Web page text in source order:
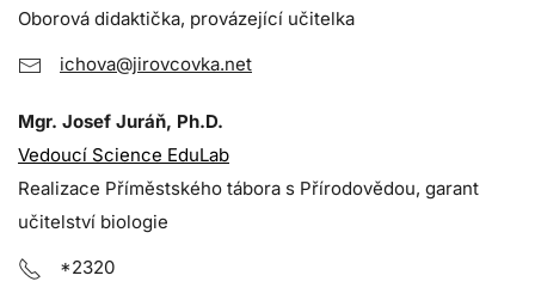
Oborová didaktička, provázející učitelka
ichova@jirovcovka.net
Mgr. Josef Juráň, Ph.D.
Vedoucí Science EduLab
Realizace Příměstského tábora s Přírodovědou, garant
učitelství biologie
*2320